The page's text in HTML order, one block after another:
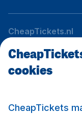
CheapTickets.nl
Internationale sites
Volg
cookies
CheapTickets